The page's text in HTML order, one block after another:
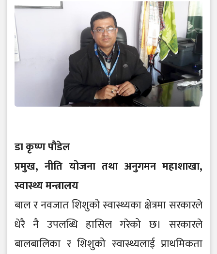
डा कृष्ण पौडेल
प्रमुख, नीति योजना तथा अनुगमन महाशाखा,
स्वास्थ्य मन्त्रालय
बाल र नवजात शिशुको स्वास्थ्यका क्षेत्रमा सरकारले
धेरै नै उपलब्धि हासिल गरेको छ। सरकारले
बालबालिका र शिशुको स्वास्थ्यलाई प्राथमिकता